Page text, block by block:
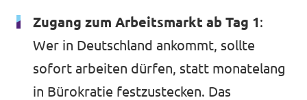
Zugang zum Arbeitsmarkt ab Tag 1:
Wer in Deutschland ankommt, sollte
sofort arbeiten dürfen, statt monatelang
in Bürokratie festzustecken. Das